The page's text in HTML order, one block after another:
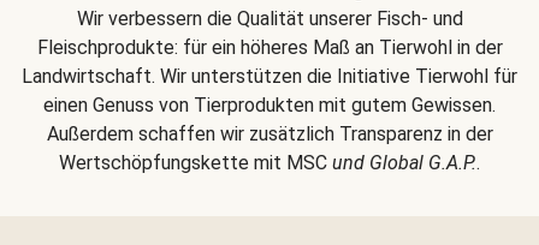
Wir verbessern die Qualität unserer Fisch- und
Fleischprodukte: für ein höheres Maß an Tierwohl in der
Landwirtschaft. Wir unterstützen die Initiative Tierwohl für
einen Genuss von Tierprodukten mit gutem Gewissen.
Außerdem schaffen wir zusätzlich Transparenz in der
Wertschöpfungskette mit MSC und Global G.A.P..